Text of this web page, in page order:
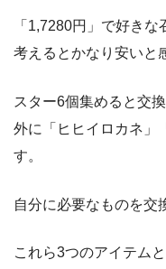
「1,7280円」で好き
考えるとかなり安いと
スター6個集めると交
外に「ヒヒイロカネ」
す。
自分に必要なものを交
これら3つのアイテム